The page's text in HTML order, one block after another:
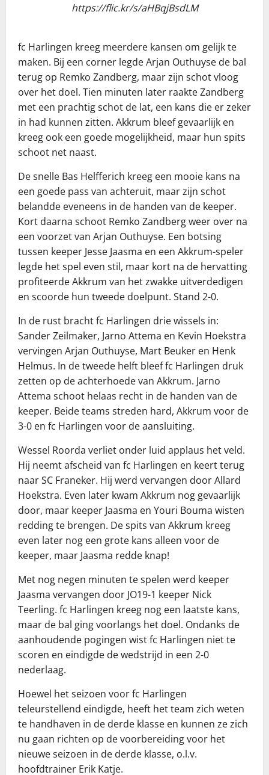
https://flic.kr/s/aHBqjBsdLM
fc Harlingen kreeg meerdere kansen om gelijk te
maken. Bij een corner legde Arjan Outhuyse de bal
terug op Remko Zandberg, maar zijn schot vloog
over het doel. Tien minuten later raakte Zandberg
met een prachtig schot de lat, een kans die er zeker
in had kunnen zitten. Akkrum bleef gevaarlijk en
kreeg ook een goede mogelijkheid, maar hun spits
schoot net naast.
De snelle Bas Helfferich kreeg een mooie kans na
een goede pass van achteruit, maar zijn schot
belandde eveneens in de handen van de keeper.
Kort daarna schoot Remko Zandberg weer over na
een voorzet van Arjan Outhuyse. Een botsing
tussen keeper Jesse Jaasma en een Akkrum-speler
legde het spel even stil, maar kort na de hervatting
profiteerde Akkrum van het zwakke uitverdedigen
en scoorde hun tweede doelpunt. Stand 2-0.
In de rust bracht fc Harlingen drie wissels in:
Sander Zeilmaker, Jarno Attema en Kevin Hoekstra
vervingen Arjan Outhuyse, Mart Beuker en Henk
Helmus. In de tweede helft bleef fc Harlingen druk
zetten op de achterhoede van Akkrum. Jarno
Attema schoot helaas recht in de handen van de
keeper. Beide teams streden hard, Akkrum voor de
3-0 en fc Harlingen voor de aansluiting.
Wessel Roorda verliet onder luid applaus het veld.
Hij neemt afscheid van fc Harlingen en keert terug
naar SC Franeker. Hij werd vervangen door Allard
Hoekstra. Even later kwam Akkrum nog gevaarlijk
door, maar keeper Jaasma en Youri Bouma wisten
redding te brengen. De spits van Akkrum kreeg
even later nog een grote kans alleen voor de
keeper, maar Jaasma redde knap!
Met nog negen minuten te spelen werd keeper
Jaasma vervangen door JO19-1 keeper Nick
Teerling. fc Harlingen kreeg nog een laatste kans,
maar de bal ging voorlangs het doel. Ondanks de
aanhoudende pogingen wist fc Harlingen niet te
scoren en eindigde de wedstrijd in een 2-0
nederlaag.
Hoewel het seizoen voor fc Harlingen
teleurstellend eindigde, heeft het team zich weten
te handhaven in de derde klasse en kunnen ze zich
nu gaan richten op de voorbereiding voor het
nieuwe seizoen in de derde klasse, o.l.v.
hoofdtrainer Erik Katje.